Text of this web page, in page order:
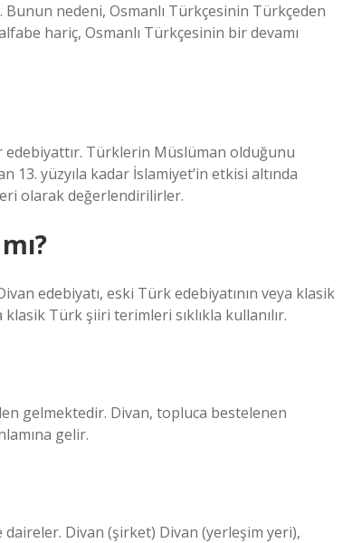
Bunun nedeni, Osmanlı Türkçesinin Türkçeden
hariç, Osmanlı Türkçesinin bir devamı
edebiyattır. Türklerin Müslüman olduğunu
13. yüzyıla kadar İslamiyet’in etkisi altında
olarak değerlendirilirler.
edebiyatı, eski Türk edebiyatının veya klasik
Türk şiiri terimleri sıklıkla kullanılır.
gelmektedir. Divan, topluca bestelenen
gelir.
Divan (şirket) Divan (yerleşim yeri),